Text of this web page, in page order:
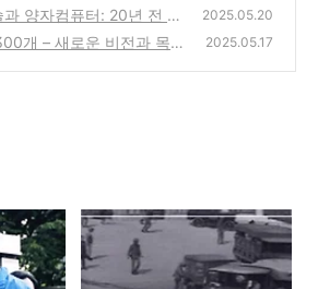
양자컴퓨터: 20년 전 최
리고 미래
(2)
2025.05.20
개 – 새로운 비전과 목표 2025.05.17